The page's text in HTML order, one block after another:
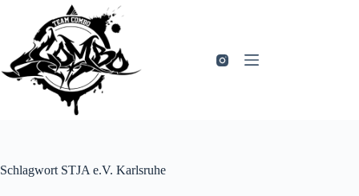
springen
Schlagwort STJA e.V. Karlsruhe